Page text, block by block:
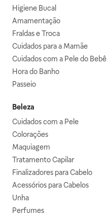
Higiene Bucal
Amamentação
Fraldas e Troca
Cuidados para a Mamãe
Cuidados com a Pele do Bebê
Hora do Banho
Passeio
Beleza
Cuidados com a Pele
Colorações
Maquiagem
Tratamento Capilar
Finalizadores para Cabelo
Acessórios para Cabelos
Unha
Perfumes